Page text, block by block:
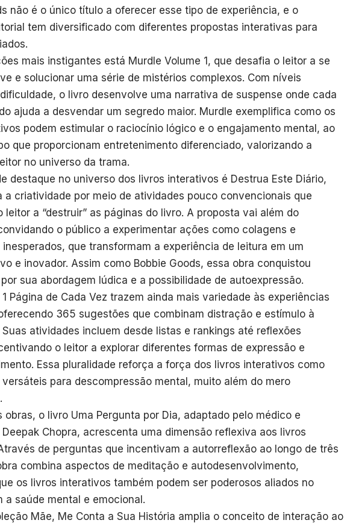
não é o único título a oferecer esse tipo de experiência, e o
tem diversificado com diferentes propostas interativas para
mais instigantes está Murdle Volume 1, que desafia o leitor a se
e solucionar uma série de mistérios complexos. Com níveis
o livro desenvolve uma narrativa de suspense onde cada
ajuda a desvendar um segredo maior. Murdle exemplifica como os
podem estimular o raciocínio lógico e o engajamento mental, ao
que proporcionam entretenimento diferenciado, valorizando a
no universo da trama.
destaque no universo dos livros interativos é Destrua Este Diário,
a criatividade por meio de atividades pouco convencionais que
leitor a “destruir” as páginas do livro. A proposta vai além do
o público a experimentar ações como colagens e
que transformam a experiência de leitura em um
e inovador. Assim como Bobbie Goods, essa obra conquistou
sua abordagem lúdica e a possibilidade de autoexpressão.
Página de Cada Vez trazem ainda mais variedade às experiências
365 sugestões que combinam distração e estímulo à
atividades incluem desde listas e rankings até reflexões
o leitor a explorar diferentes formas de expressão e
Essa pluralidade reforça a força dos livros interativos como
para descompressão mental, muito além do mero
obras, o livro Uma Pergunta por Dia, adaptado pelo médico e
Chopra, acrescenta uma dimensão reflexiva aos livros
de perguntas que incentivam a autorreflexão ao longo de três
combina aspectos de meditação e autodesenvolvimento,
os livros interativos também podem ser poderosos aliados no
a saúde mental e emocional.
Mãe, Me Conta a Sua História amplia o conceito de interação ao